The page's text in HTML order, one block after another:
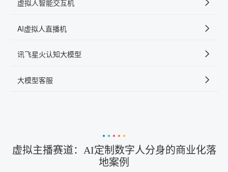
虚拟人智能交互机
AI虚拟人直播机
讯飞星火认知大模型
大模型客服
虚拟主播赛道：AI定制数字人分身的商业化落
地案例